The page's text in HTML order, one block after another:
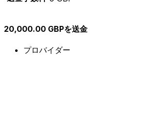
20,000.00 GBPを送金
プロバイダー